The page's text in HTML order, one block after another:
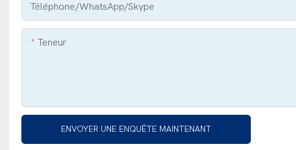
Téléphone/WhatsApp/Skype
Teneur
ENVOYER UNE ENQUÊTE MAINTENANT